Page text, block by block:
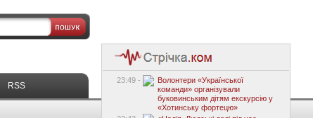
RSS
23:49 -
Волонтери «Української
команди» організували
буковинським дітям екскурсію у
«Хотинську фортецю»